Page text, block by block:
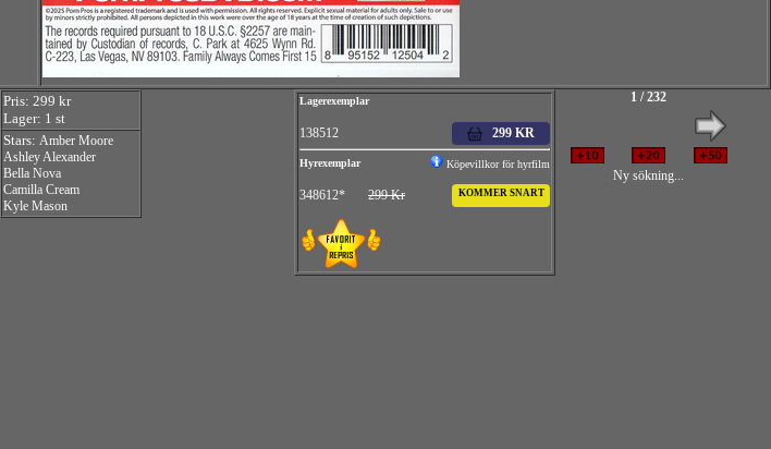
Pris: 299 kr
Lager: 1 st
Stars: Amber Moore
Ashley Alexander
Bella Nova
Camilla Cream
Kyle Mason
Lagerexemplar
138512 299 KR
Hyrexemplar Köpevillkor för hyrfilm
348612* 299 Kr KOMMER SNART
1 / 232
Ny sökning...